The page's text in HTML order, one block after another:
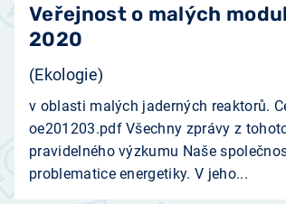
Veřejnost o malých
2020
(Ekologie)
v oblasti malých jaderných reaktorů.
oe201203.pdf Všechny zprávy z
pravidelného výzkumu Naše
problematice energetiky. V jeho...